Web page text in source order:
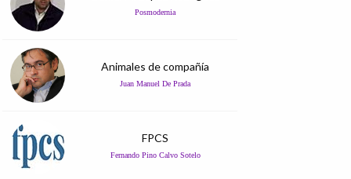
Posmodernia
Animales de compañía
Juan Manuel De Prada
FPCS
Fernando Pino Calvo Sotelo